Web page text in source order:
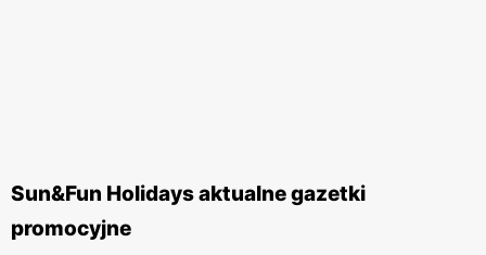
Sun&Fun Holidays aktualne gazetki
promocyjne